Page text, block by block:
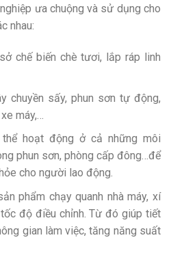
ưa chuộng và sử dụng cho
nhau:
chế biến chè tươi, lắp ráp linh
chuyền sấy, phun sơn tự động,
máy,…
hoạt động ở cả những môi
phun sơn, phòng cấp đông…để
cho người lao động.
phẩm chạy quanh nhà máy, xí
độ điều chỉnh. Từ đó giúp tiết
gian làm việc, tăng năng suất